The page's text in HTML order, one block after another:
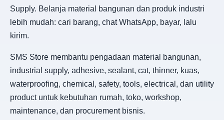
Supply. Belanja material bangunan dan produk industri
lebih mudah: cari barang, chat WhatsApp, bayar, lalu
kirim.
SMS Store membantu pengadaan material bangunan,
industrial supply, adhesive, sealant, cat, thinner, kuas,
waterproofing, chemical, safety, tools, electrical, dan utility
product untuk kebutuhan rumah, toko, workshop,
maintenance, dan procurement bisnis.